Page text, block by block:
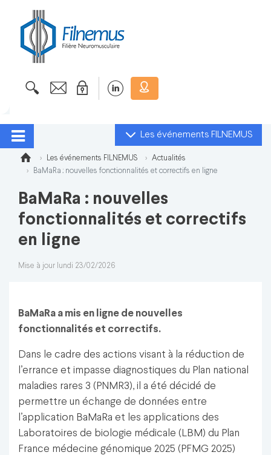
Les événements FILNEMUS
Les événements FILNEMUS
Actualités
BaMaRa : nouvelles fonctionnalités et correctifs en ligne
BaMaRa : nouvelles
fonctionnalités et correctifs
en ligne
Mise à jour lundi 23/02/2026
BaMaRa a mis en ligne de nouvelles
fonctionnalités et correctifs.
Dans le cadre des actions visant à la réduction de
l’errance et impasse diagnostiques du Plan national
maladies rares 3 (PNMR3), il a été décidé de
permettre un échange de données entre
l’application BaMaRa et les applications des
Laboratoires de biologie médicale (LBM) du Plan
France médecine génomique 2025 (PFMG 2025)